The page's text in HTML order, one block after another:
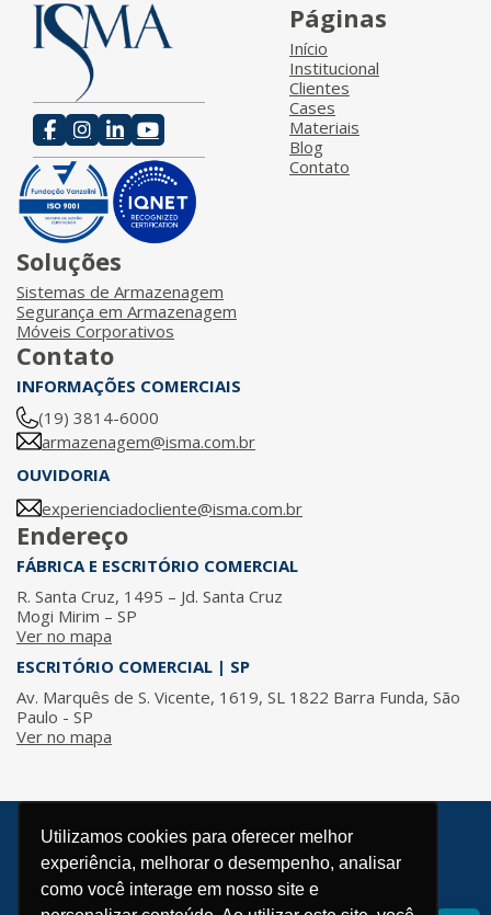
Utilizamos cookies para oferecer melhor
experiência, melhorar o desempenho, analisar
como você interage em nosso site e
Páginas
Início
Institucional
Clientes
Cases
Materiais
Blog
Contato
Soluções
Sistemas de Armazenagem
Segurança em Armazenagem
Móveis Corporativos
Contato
INFORMAÇÕES COMERCIAIS
(19) 3814-6000
armazenagem@isma.com.br
OUVIDORIA
experienciadocliente@isma.com.br
Endereço
FÁBRICA E ESCRITÓRIO COMERCIAL
R. Santa Cruz, 1495 – Jd. Santa Cruz
Mogi Mirim – SP
Ver no mapa
ESCRITÓRIO COMERCIAL | SP
Av. Marquês de S. Vicente, 1619, SL 1822 Barra Funda, São
Paulo - SP
Ver no mapa
© 2026 / ISMA - Todos os direitos reservados.
Política de Privacidade